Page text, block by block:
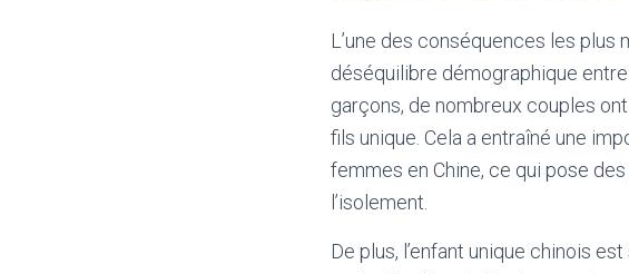
L’une des conséquences les plus
déséquilibre démographique
garçons, de nombreux couples ont
fils unique. Cela a entraîné une
femmes en Chine, ce qui pose
l’isolement.
De plus, l’enfant unique chinois